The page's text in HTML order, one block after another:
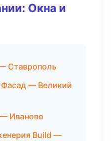
Окна и
Ставрополь
— Великий
Иваново
Build —